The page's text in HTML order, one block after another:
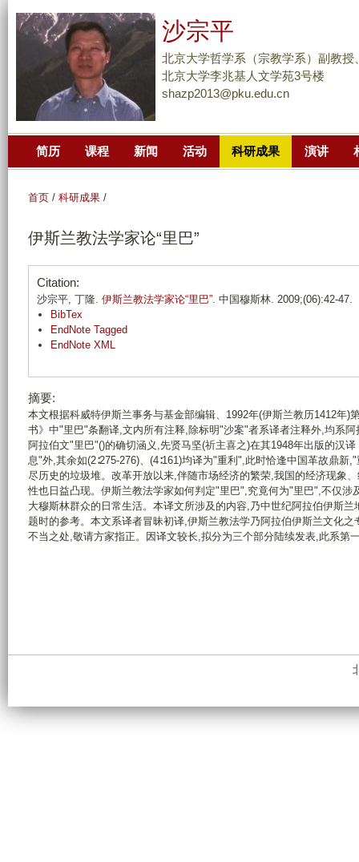
到
主
沙宗平
北京大学哲学系（宗教学系）副教授
北京大学李兆基人文学苑3号楼
shazp2013@pku.edu.cn
简历 课程 新闻 活动 科研成果 演讲
首页 / 科研成果 /
伊斯兰教法学家论“里巴”
Citation:
沙宗平, 丁隆. 伊斯兰教法学家论“里巴”. 中国穆斯林. 2009;(06):42-47.
BibTex
EndNote Tagged
EndNote XML
摘要:
本文根据科威特伊斯兰事务与基金部编辑、1992年(伊斯兰教历1412年)
书》中"里巴"条翻译,文内所有注释,除标明"沙案"者系译者注释外,均系
阿拉伯文"里巴"()的确切涵义,先贤马坚(祈主喜之)在其1948年出版的汉
息"外,其余如(2∶275-276)、(4∶161)均译为"重利",此时恰逢中国革故鼎
尽历史的垃圾堆。改革开放以来,伴随市场经济的繁荣,我国的经济现象
性也日益凸现。伊斯兰教法学家如何判定"里巴",究竟何为"里巴",不仅
大穆斯林群众的日常生活。本译文所涉及的内容,乃中世纪阿拉伯伊斯
题时的参考。本文系译者冒昧初译,伊斯兰教法学乃阿拉伯伊斯兰文化
不当之处,敬请方家指正。因译文较长,拟分为三个部分陆续发表,此系第